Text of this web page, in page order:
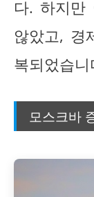
다. 하지만
않았고, 경
복되었습니
모스크바